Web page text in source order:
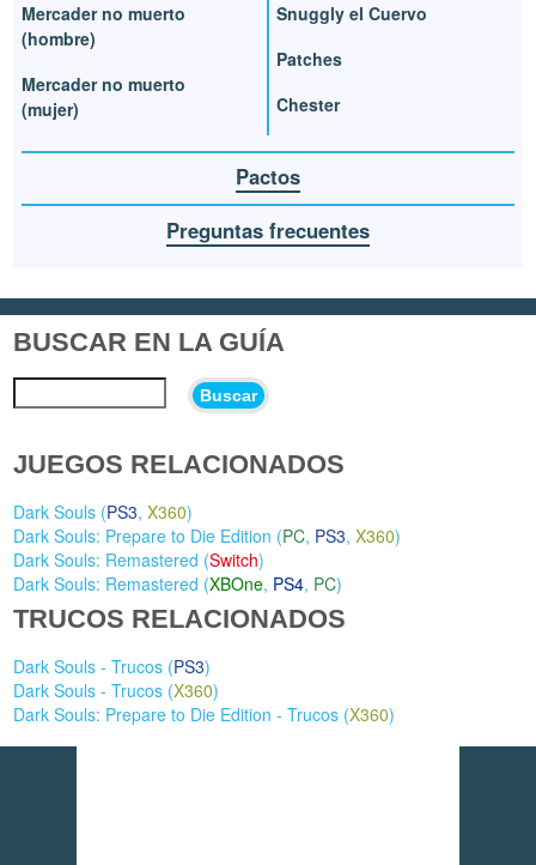
Mercader no muerto
(hombre)
Mercader no muerto
(mujer)
Snuggly el Cuervo
Patches
Chester
Pactos
Preguntas frecuentes
BUSCAR EN LA GUÍA
Buscar
JUEGOS RELACIONADOS
Dark Souls (PS3,X360)
Dark Souls: Prepare to Die Edition (PC, PS3,X360)
Dark Souls: Remastered (Switch)
Dark Souls: Remastered (XBOne, PS4, PC)
TRUCOS RELACIONADOS
Dark Souls - Trucos (PS3)
Dark Souls - Trucos (X360)
Dark Souls: Prepare to Die Edition - Trucos (X360)